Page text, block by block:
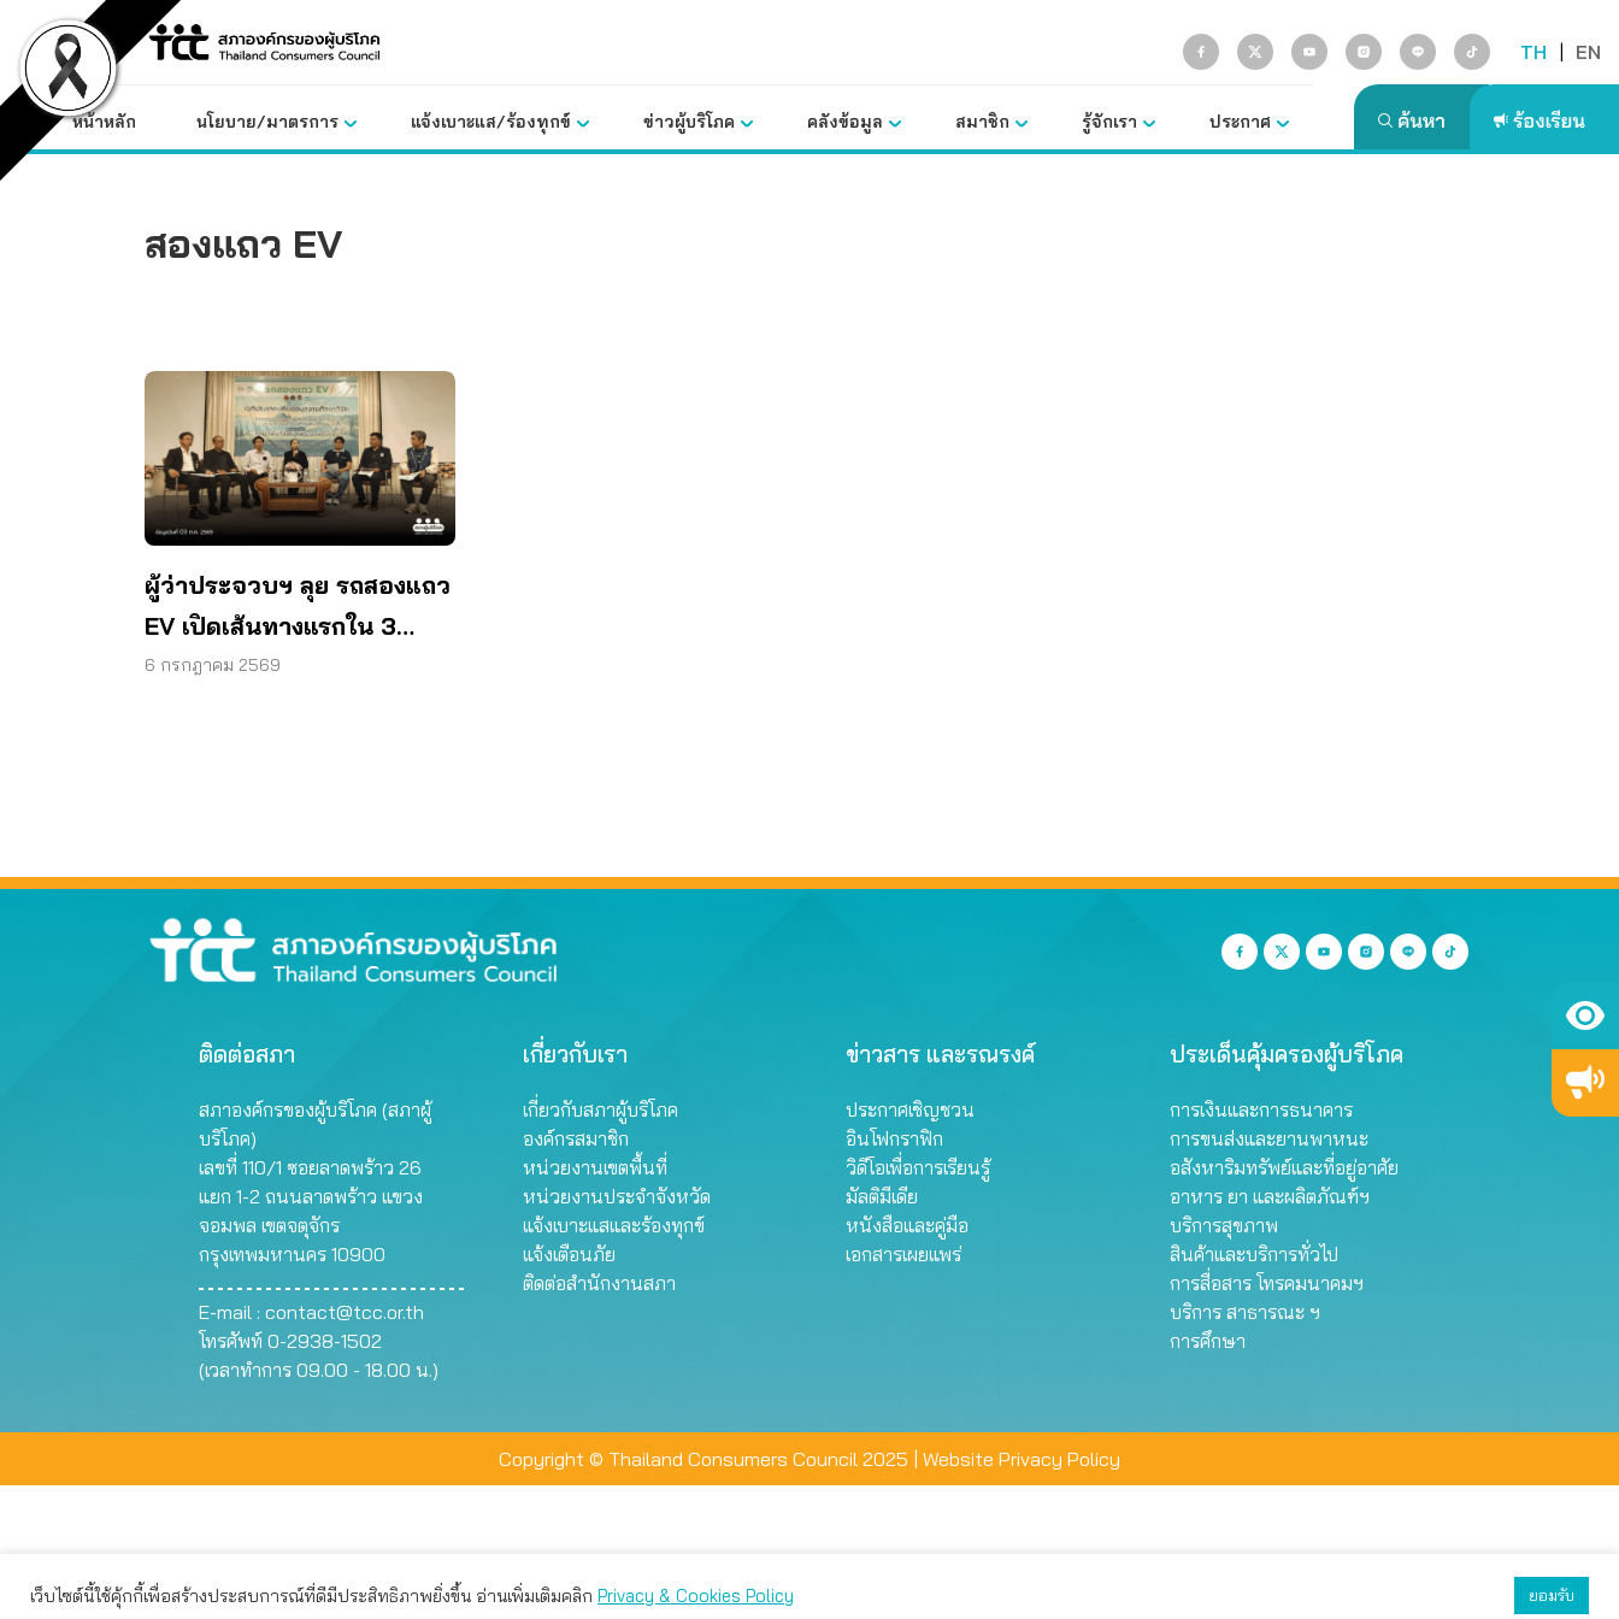
content
TH | EN
หน้าหลัก นโยบาย/มาตรการ แจ้งเบาะแส/ร้องทุกข์ ข่าวผู้บริโภค คลังข้อมูล สมาชิก รู้จักเรา ประกาศ
สองแถว EV
ผู้ว่าประจวบฯ ลุย รถสองแถว
EV เปิดเส้นทางแรกใน 3
เดือน
6 กรกฎาคม 2569
ติดต่อสภา
สภาองค์กรของผู้บริโภค (สภาผู้
บริโภค)
เลขที่ 110/1 ซอยลาดพร้าว 26
แยก 1-2 ถนนลาดพร้าว แขวง
จอมพล เขตจตุจักร
กรุงเทพมหานคร 10900
E-mail : contact@tcc.or.th
โทรศัพท์ 0-2938-1502
(เวลาทำการ 09.00 - 18.00 น.)
เกี่ยวกับเรา
เกี่ยวกับสภาผู้บริโภค
องค์กรสมาชิก
หน่วยงานเขตพื้นที่
หน่วยงานประจำจังหวัด
แจ้งเบาะแสและร้องทุกข์
แจ้งเตือนภัย
ติดต่อสำนักงานสภา
ข่าวสาร และรณรงค์
ประกาศเชิญชวน
อินโฟกราฟิก
วิดีโอเพื่อการเรียนรู้
มัลติมีเดีย
หนังสือและคู่มือ
เอกสารเผยแพร่
ประเด็นคุ้มครองผู้บริโภค
การเงินและการธนาคาร
การขนส่งและยานพาหนะ
อสังหาริมทรัพย์และที่อยู่อาศัย
อาหาร ยา และผลิตภัณฑ์ฯ
บริการสุขภาพ
สินค้าและบริการทั่วไป
การสื่อสาร โทรคมนาคมฯ
บริการ สาธารณะ ฯ
การศึกษา
Copyright © Thailand Consumers Council 2025 | Website Privacy Policy
เว็บไซต์นี้ใช้คุ้กกี้เพื่อสร้างประสบการณ์ที่ดีมีประสิทธิภาพยิ่งขึ้น อ่านเพิ่มเติมคลิก Privacy & Cookies Policy ยอมรับ
เว็บไซต์นี้ใช้คุกกี้เพื่อมอบประสบการณ์การใช้งานที่ดีให้แก่ท่าน คุณสามารถเลือกตั้งค่าความเป็นส่วนตัวได้